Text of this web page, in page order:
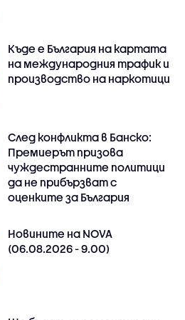
Къде е България на картата
на международния трафик и
производство на наркотици
След конфликта в Банско:
Премиерът призова
чуждестранните политици
да не прибързват с
оценките за България
Новините на NOVA
(06.08.2026 - 9.00)